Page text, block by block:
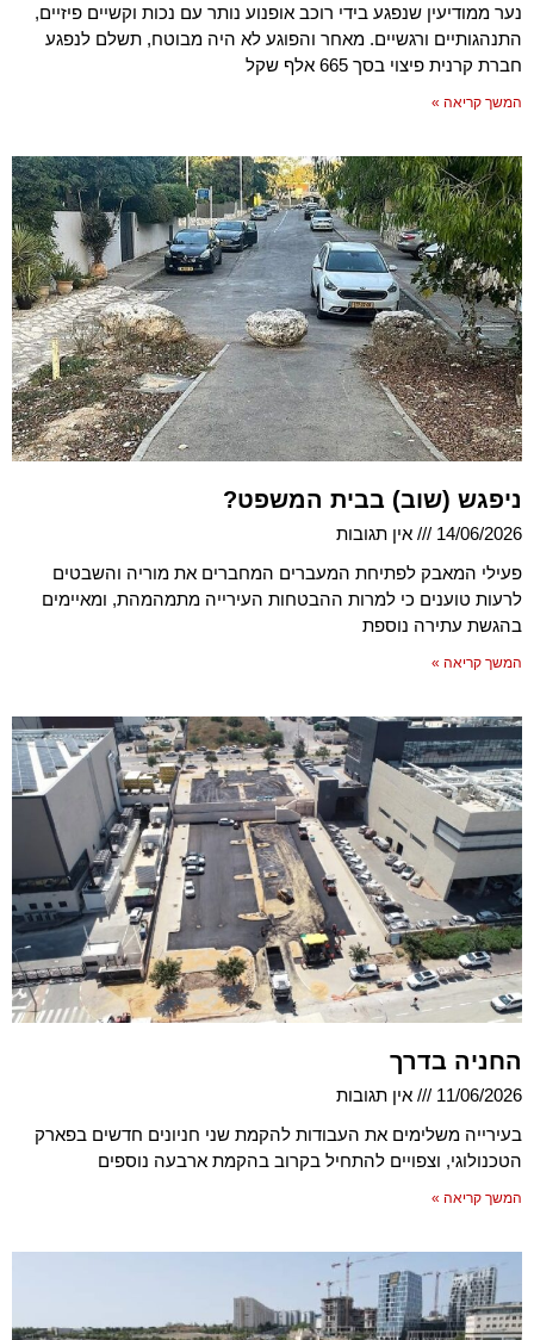
נער ממודיעין שנפגע בידי רוכב אופנוע נותר עם נכות וקשיים פיזיים,
התנהגותיים ורגשיים. מאחר והפוגע לא היה מבוטח, תשלם לנפגע
חברת קרנית פיצוי בסך 665 אלף שקל
המשך קריאה »
ניפגש (שוב) בבית המשפט?
14/06/2026
אין תגובות
פעילי המאבק לפתיחת המעברים המחברים את מוריה והשבטים
לרעות טוענים כי למרות ההבטחות העירייה מתמהמהת, ומאיימים
בהגשת עתירה נוספת
המשך קריאה »
החניה בדרך
11/06/2026
אין תגובות
בעירייה משלימים את העבודות להקמת שני חניונים חדשים בפארק
הטכנולוגי, וצפויים להתחיל בקרוב בהקמת ארבעה נוספים
המשך קריאה »